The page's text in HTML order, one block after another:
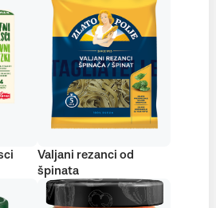
Valjani rezanci od
špinata